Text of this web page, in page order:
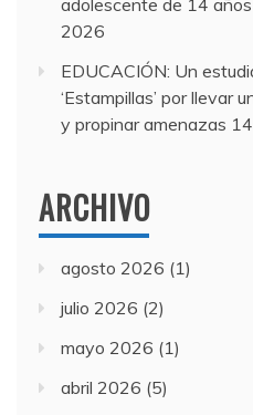
adolescente de 14
2026
EDUCACIÓN: Un
‘Estampillas’ por llevar
y propinar amenazas
ARCHIVO
agosto 2026 (1)
julio 2026 (2)
mayo 2026 (1)
abril 2026 (5)